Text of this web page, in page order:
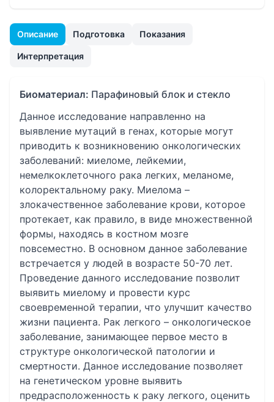
Описание Подготовка Показания
Интерпретация
Биоматериал: Парафиновый блок и стекло
Данное исследование направленно на
выявление мутаций в генах, которые могут
приводить к возникновению онкологических
заболеваний: миеломе, лейкемии,
немелкоклеточного рака легких, меланоме,
колоректальному раку. Миелома –
злокачественное заболевание крови, которое
протекает, как правило, в виде множественной
формы, находясь в костном мозге
повсеместно. В основном данное заболевание
встречается у людей в возрасте 50-70 лет.
Проведение данного исследование позволит
выявить миелому и провести курс
своевременной терапии, что улучшит качество
жизни пациента. Рак легкого – онкологическое
заболевание, занимающее первое место в
структуре онкологической патологии и
смертности. Данное исследование позволяет
на генетическом уровне выявить
предрасположенность к раку легкого, оценить